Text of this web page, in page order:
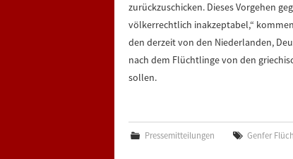
zurückzuschicken. Dieses Vorgehen
völkerrechtlich inakzeptabel,“
den derzeit von den Niederlanden,
nach dem Flüchtlinge von den
sollen.
Pressemitteilungen Genfer